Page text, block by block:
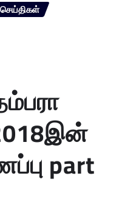
part